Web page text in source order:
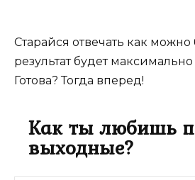
Старайся отвечать как можно
результат будет
Готова? Тогда вперед!
Как ты любишь
выходные?